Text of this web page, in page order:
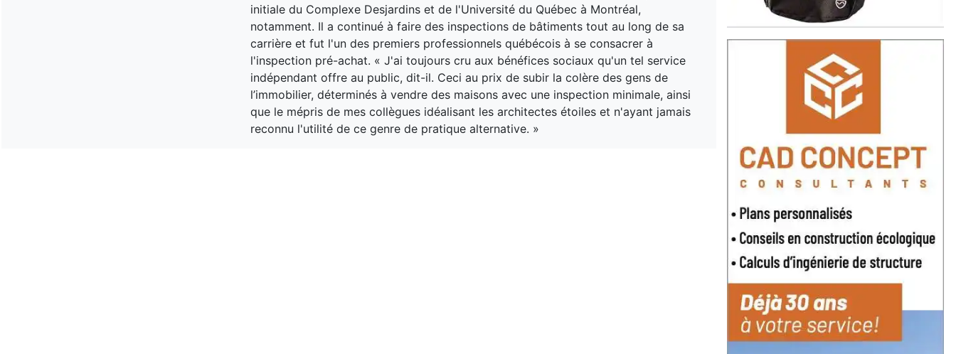
initiale du Complexe Desjardins et de l'Université du Québec à Montréal,
notamment. Il a continué à faire des inspections de bâtiments tout au long de sa
carrière et fut l'un des premiers professionnels québécois à se consacrer à
l'inspection pré-achat. « J'ai toujours cru aux bénéfices sociaux qu'un tel service
indépendant offre au public, dit-il. Ceci au prix de subir la colère des gens de
l’immobilier, déterminés à vendre des maisons avec une inspection minimale, ainsi
que le mépris de mes collègues idéalisant les architectes étoiles et n'ayant jamais
reconnu l'utilité de ce genre de pratique alternative. »